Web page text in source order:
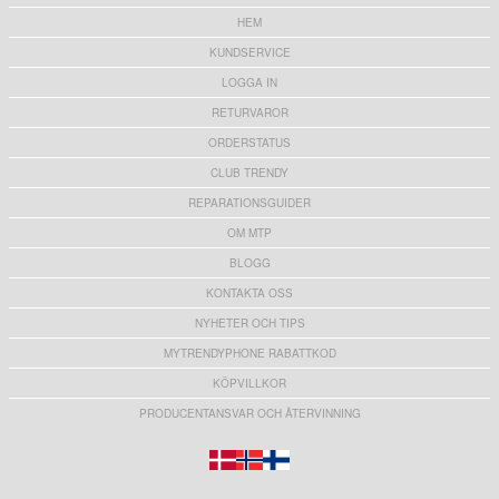
HEM
KUNDSERVICE
LOGGA IN
RETURVAROR
ORDERSTATUS
CLUB TRENDY
REPARATIONSGUIDER
OM MTP
BLOGG
KONTAKTA OSS
NYHETER OCH TIPS
MYTRENDYPHONE RABATTKOD
KÖPVILLKOR
PRODUCENTANSVAR OCH ÅTERVINNING